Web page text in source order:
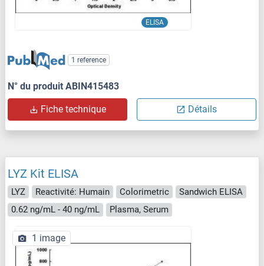
ELISA
1 reference
N° du produit ABIN415483
Fiche technique Détails
LYZ Kit ELISA
LYZ Reactivité: Humain Colorimetric
Sandwich ELISA
0.62 ng/mL - 40 ng/mL
Plasma, Serum
1 image